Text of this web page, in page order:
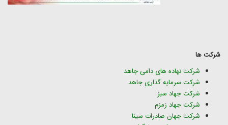
شرکت ها
شرکت نهاده های دامی جاهد
شرکت سرمایه گذاری جاهد
شرکت جهاد سبز
شرکت جهاد زمزم
شرکت جهان صادرات سینا